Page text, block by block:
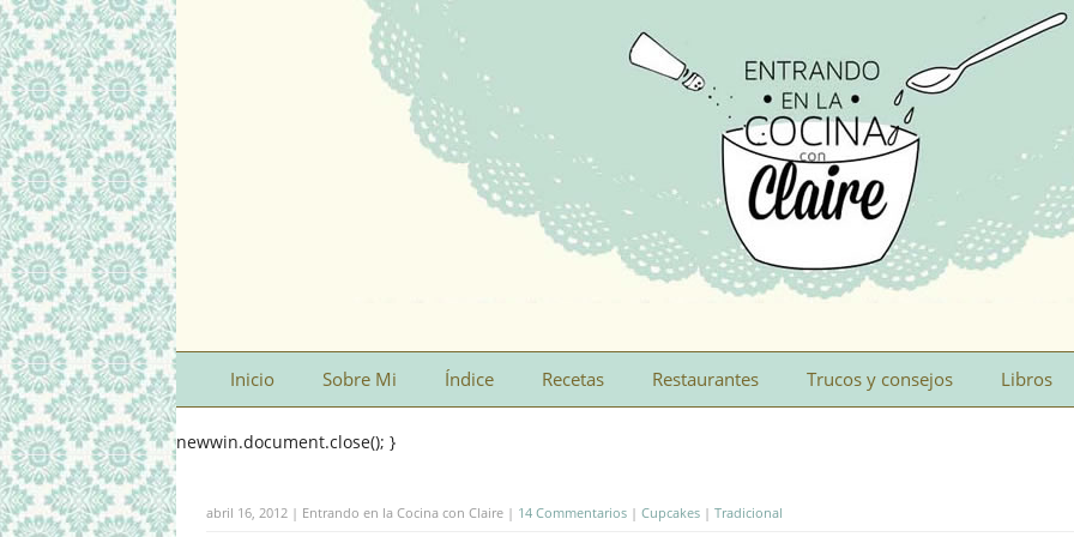
Inicio Sobre Mi Índice Recetas Restaurantes Trucos y consejos Libros
newwin.document.close(); }
abril 16, 2012 | Entrando en la Cocina con Claire | 14 Commentarios | Cupcakes | Tradicional